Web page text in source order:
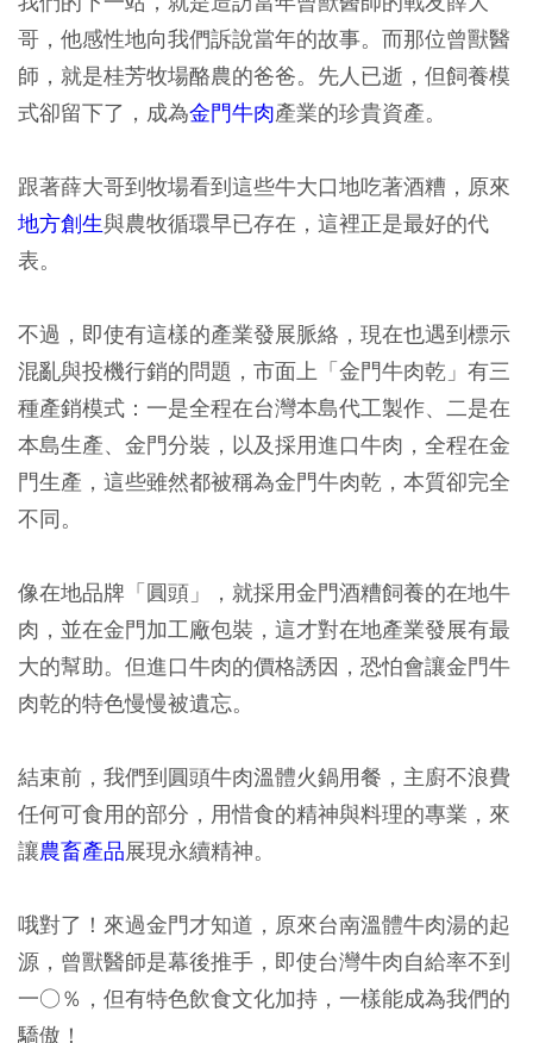
哥，他感性地向我們訴說當年的故事。而那位曾獸醫
師，就是桂芳牧場酪農的爸爸。先人已逝，但飼養模
式卻留下了，成為金門牛肉產業的珍貴資產。
跟著薛大哥到牧場看到這些牛大口地吃著酒糟，原來
地方創生與農牧循環早已存在，這裡正是最好的代
表。
不過，即使有這樣的產業發展脈絡，現在也遇到標示
混亂與投機行銷的問題，市面上「金門牛肉乾」有三
種產銷模式：一是全程在台灣本島代工製作、二是在
本島生產、金門分裝，以及採用進口牛肉，全程在金
門生產，這些雖然都被稱為金門牛肉乾，本質卻完全
不同。
像在地品牌「圓頭」，就採用金門酒糟飼養的在地牛
肉，並在金門加工廠包裝，這才對在地產業發展有最
大的幫助。但進口牛肉的價格誘因，恐怕會讓金門牛
肉乾的特色慢慢被遺忘。
結束前，我們到圓頭牛肉溫體火鍋用餐，主廚不浪費
任何可食用的部分，用惜食的精神與料理的專業，來
讓農畜產品展現永續精神。
哦對了！來過金門才知道，原來台南溫體牛肉湯的起
源，曾獸醫師是幕後推手，即使台灣牛肉自給率不到
一○％，但有特色飲食文化加持，一樣能成為我們的
驕傲！